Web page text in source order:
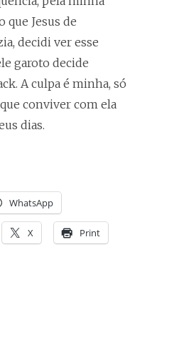
que Jesus de
decidi ver esse
garoto decide
A culpa é minha, só
conviver com ela
dias.
WhatsApp
X Print